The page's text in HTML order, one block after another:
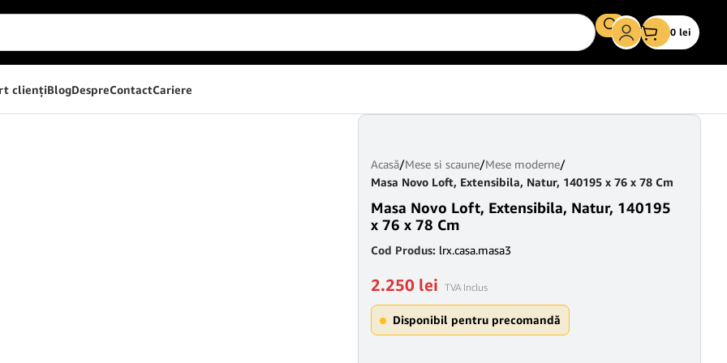
0 lei
clienţiBlogDespreContactCariere
Acasă/Mese si scaune/Mese moderne/
Masa Novo Loft, Extensibila, Natur, 140195 x 76 x 78 Cm
Masa Novo Loft, Extensibila, Natur, 140195
x 76 x 78 Cm
Cod Produs: lrx.casa.masa3
2.250 lei TVA Inclus
Disponibil pentru precomandă